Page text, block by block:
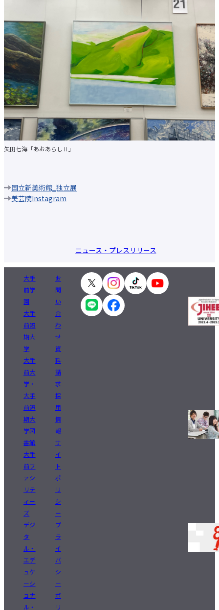
矢田七海「あおあらしⅡ」
国立新美術館‗独立展
美芸院Instagram
ニュース・プレスリリース
大手
前学
園
大手
前短
期大
学
大手
前大
学・
大手
前短
期大
学図
書館
大手
前フ
ァシ
リテ
ィー
ズ
デジ
タ
ル・
エデ
ュケ
ーシ
ョナ
ル・
お
問
い
合
わ
せ
資
料
請
求
採
用
情
報
サ
イ
ト
ポ
リ
シ
ー
プ
ラ
イ
バ
シ
ー
ポ
リ